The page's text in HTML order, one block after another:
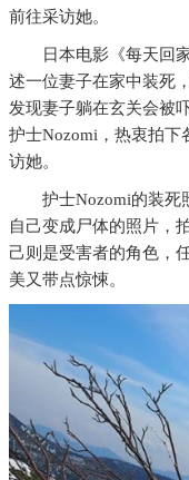
前往采访她。
日本电影《每天回
述一位妻子在家中装死
发现妻子躺在玄关会被
护士Nozomi，热衷拍下
访她。
护士Nozomi的装死
自己变成尸体的照片，
己则是受害者的角色，
美又带点惊悚。